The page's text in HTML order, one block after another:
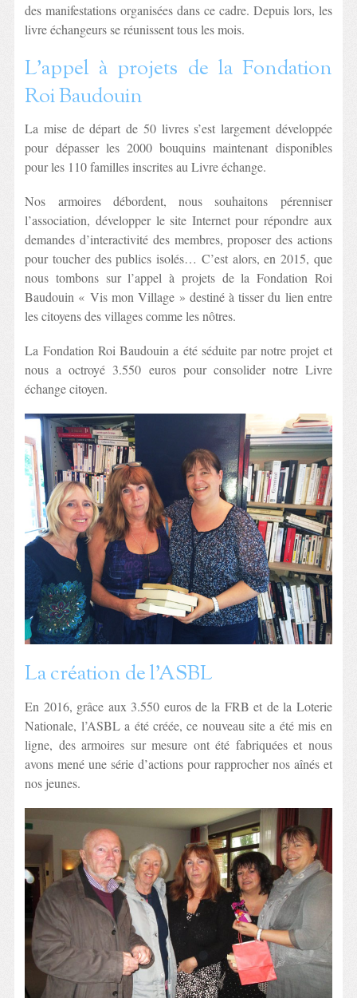
des manifestations organisées dans ce cadre. Depuis lors, les
livre échangeurs se réunissent tous les mois.
L’appel à projets de la Fondation
Roi Baudouin
La mise de départ de 50 livres s’est largement développée
pour dépasser les 2000 bouquins maintenant disponibles
pour les 110 familles inscrites au Livre échange.
Nos armoires débordent, nous souhaitons pérenniser
l’association, développer le site Internet pour répondre aux
demandes d’interactivité des membres, proposer des actions
pour toucher des publics isolés… C’est alors, en 2015, que
nous tombons sur l’appel à projets de la Fondation Roi
Baudouin « Vis mon Village » destiné à tisser du lien entre
les citoyens des villages comme les nôtres.
La Fondation Roi Baudouin a été séduite par notre projet et
nous a octroyé 3.550 euros pour consolider notre Livre
échange citoyen.
La création de l’ASBL
En 2016, grâce aux 3.550 euros de la FRB et de la Loterie
Nationale, l’ASBL a été créée, ce nouveau site a été mis en
ligne, des armoires sur mesure ont été fabriquées et nous
avons mené une série d’actions pour rapprocher nos aînés et
nos jeunes.